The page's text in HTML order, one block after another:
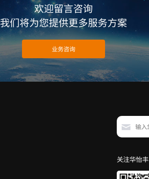
欢迎留言咨询
我们将为您提供更多服务方案
业务咨询
关注华怡丰